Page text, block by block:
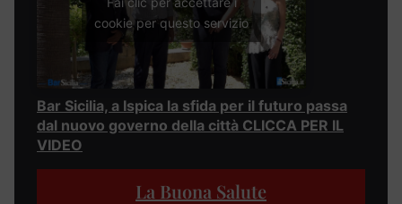
cookie per questo servizio
Bar Sicilia, a Ispica la sfida per il futuro passa
dal nuovo governo della città CLICCA PER IL
VIDEO
La Buona Salute